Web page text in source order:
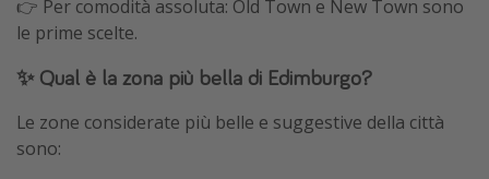
👉 Per comodità assoluta: Old Town e New Town sono
le prime scelte.
✨ Qual è la zona più bella di Edimburgo?
Le zone considerate più belle e suggestive della città
sono: